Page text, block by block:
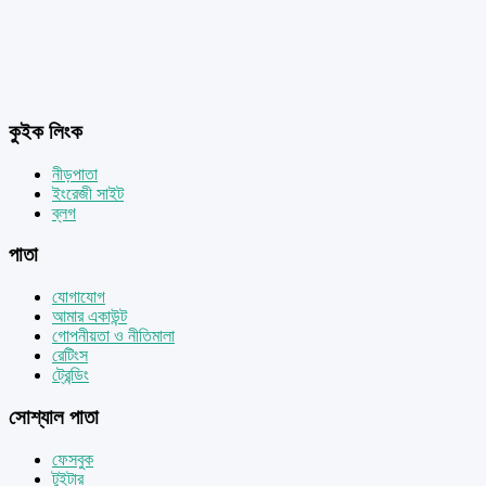
কুইক লিংক
নীড়পাতা
ইংরেজী সাইট
ব্লগ
পাতা
যোগাযোগ
আমার একাউন্ট
গোপনীয়তা ও নীতিমালা
রেটিংস
ট্রেন্ডিং
সোশ্যাল পাতা
ফেসবুক
টুইটার